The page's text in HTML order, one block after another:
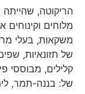
הריקוטה, שהייתה
מלוחים וקינוחים
משקאות, בעלי
קלילים, מבוססי
של: בננה-תמר,